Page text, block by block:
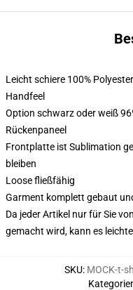
Leicht schiere 100%
Handfeel
Option schwarz oder weiß
Rückenpaneel
Frontplatte ist Sublimation
bleiben
Loose fließfähig
Garment komplett gebaut
Da jeder Artikel nur für Sie
gemacht wird, kann es
SKU: MOCK-t-